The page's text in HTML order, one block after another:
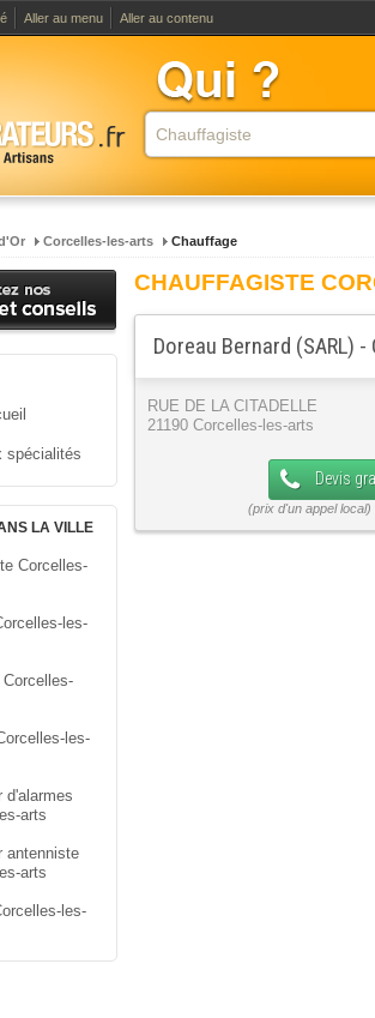
Aller au menu Aller au contenu
Corcelles-les-arts Chauffage
spécialités
LA VILLE
Corcelles-
les-
les-
d'alarmes
arts
antenniste
arts
les-
CHAUFFAGISTE
Doreau Bernard (SARL)
RUE DE LA CITADELLE
21190 Corcelles-les-arts
Devis